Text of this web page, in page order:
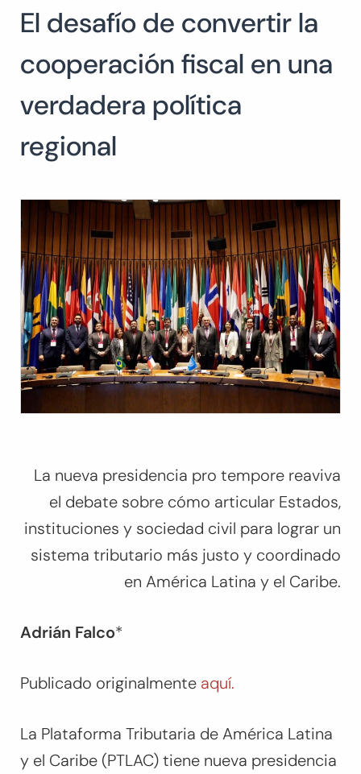
Buscar:
El desafío de convertir la
cooperación fiscal en una
verdadera política
regional
La nueva presidencia pro tempore reaviva
el debate sobre cómo articular Estados,
instituciones y sociedad civil para lograr un
sistema tributario más justo y coordinado
en América Latina y el Caribe.
Adrián Falco*
Publicado originalmente aquí.
La Plataforma Tributaria de América Latina
y el Caribe (PTLAC) tiene nueva presidencia